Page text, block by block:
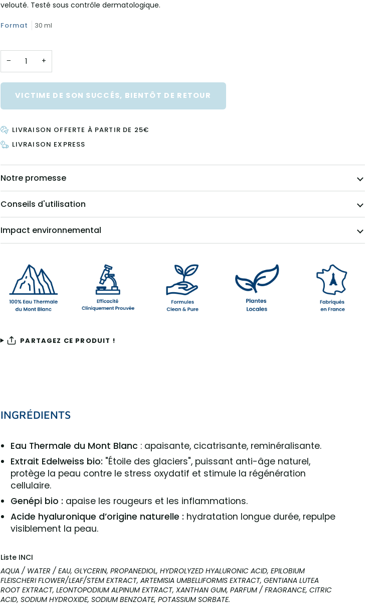
velouté. Testé sous contrôle dermatologique.
Format 30 ml
− +
VICTIME DE SON SUCCÉS, BIENTÔT DE RETOUR
LIVRAISON OFFERTE À PARTIR DE 25€
LIVRAISON EXPRESS
Notre promesse
Conseils d'utilisation
Impact environnemental
PARTAGEZ CE PRODUIT !
INGRÉDIENTS
Eau Thermale du Mont Blanc : apaisante, cicatrisante, reminéralisante.
Extrait Edelweiss bio: "Étoile des glaciers", puissant anti-âge naturel,
protège la peau contre le stress oxydatif et stimule la régénération
cellulaire.
Genépi bio : apaise les rougeurs et les inflammations.
Acide hyaluronique d’origine naturelle : hydratation longue durée, repulpe
visiblement la peau.
Liste INCI
AQUA / WATER / EAU, GLYCERIN, PROPANEDIOL, HYDROLYZED HYALURONIC ACID, EPILOBIUM
FLEISCHERI FLOWER/LEAF/STEM EXTRACT, ARTEMISIA UMBELLIFORMIS EXTRACT, GENTIANA LUTEA
ROOT EXTRACT, LEONTOPODIUM ALPINUM EXTRACT, XANTHAN GUM, PARFUM / FRAGRANCE, CITRIC
ACID, SODIUM HYDROXIDE, SODIUM BENZOATE, POTASSIUM SORBATE.